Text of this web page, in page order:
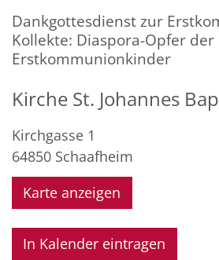
Dankgottesdienst zur
Kollekte: Diaspora-Opfer der
Erstkommunionkinder
Kirche St. Johannes
Kirchgasse 1
64850 Schaafheim
Karte anzeigen
In Kalender eintragen